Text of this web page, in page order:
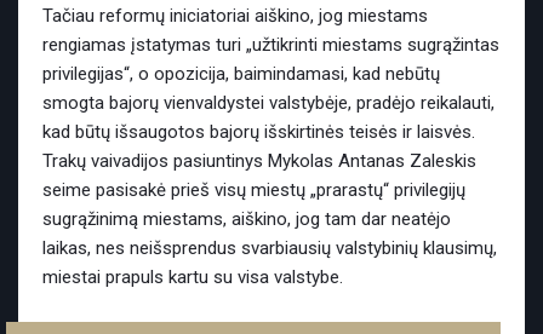
Tačiau reformų iniciatoriai aiškino, jog miestams
rengiamas įstatymas turi „užtikrinti miestams sugrąžintas
privilegijas“, o opozicija, baimindamasi, kad nebūtų
smogta bajorų vienvaldystei valstybėje, pradėjo reikalauti,
kad būtų išsaugotos bajorų išskirtinės teisės ir laisvės.
Trakų vaivadijos pasiuntinys Mykolas Antanas Zaleskis
seime pasisakė prieš visų miestų „prarastų“ privilegijų
sugrąžinimą miestams, aiškino, jog tam dar neatėjo
laikas, nes neišsprendus svarbiausių valstybinių klausimų,
miestai prapuls kartu su visa valstybe.